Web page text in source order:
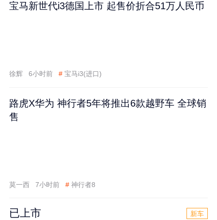
宝马新世代i3德国上市 起售价折合51万人民币
徐辉 6小时前 # 宝马i3(进口)
路虎X华为 神行者5年将推出6款越野车 全球销
售
莫一西 7小时前 # 神行者8
已上市 新车